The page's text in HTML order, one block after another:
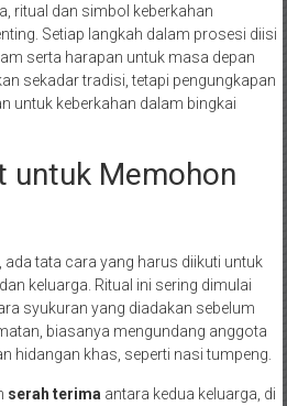
ritual dan simbol keberkahan
Setiap langkah dalam prosesi diisi
serta harapan untuk masa depan
sekadar tradisi, tetapi pengungkapan
untuk keberkahan dalam bingkai
untuk Memohon
tata cara yang harus diikuti untuk
keluarga. Ritual ini sering dimulai
syukuran yang diadakan sebelum
biasanya mengundang anggota
hidangan khas, seperti nasi tumpeng.
serah terima antara kedua keluarga, di